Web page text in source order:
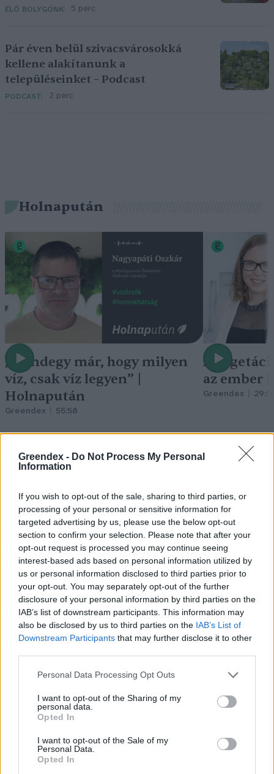
Greendex - Do Not Process My Personal
Information
If you wish to opt-out of the sale, sharing to third parties, or
processing of your personal or sensitive information for
targeted advertising by us, please use the below opt-out
section to confirm your selection. Please note that after your
opt-out request is processed you may continue seeing
interest-based ads based on personal information utilized by
us or personal information disclosed to third parties prior to
your opt-out. You may separately opt-out of the further
disclosure of your personal information by third parties on the
IAB’s list of downstream participants. This information may
also be disclosed by us to third parties on the IAB’s List of
Downstream Participants that may further disclose it to other
Personal Data Processing Opt Outs
I want to opt-out of the Sharing of my
personal data.
Opted In
I want to opt-out of the Sale of my
Personal Data.
Opted In
ÉLŐ BOLYGÓNK 5 perc
Pár éven belül szivacsvárosokká
kellene alakítanunk a
településeinket – Podcast
PODCAST 2 perc
Holnapután
„Mindegy már, hogy milyen
víz, csak víz legyen” |
Holnapután
Greendex 55:58
A
az ember
Greendex
Cickafark – Az évezredek óta
ismert gyógynövény
EGÉSZSÉGÜNK Börzsey Barbara 1 perc